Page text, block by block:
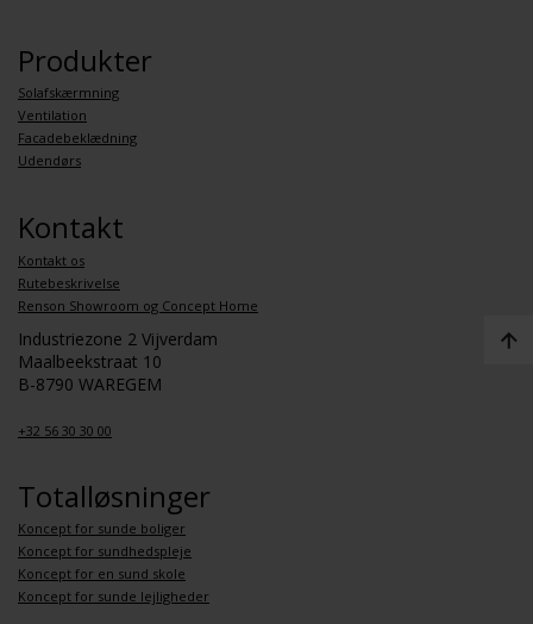
Produkter
Solafskærmning
Ventilation
Facadebeklædning
Udendørs
Kontakt
Kontakt os
Rutebeskrivelse
Renson Showroom og Concept Home
Industriezone 2 Vijverdam
Maalbeekstraat 10
B-8790 WAREGEM
+32 56 30 30 00
Totalløsninger
Koncept for sunde boliger
Koncept for sundhedspleje
Koncept for en sund skole
Koncept for sunde lejligheder